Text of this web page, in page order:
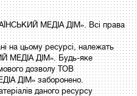
МЕДІА ДІМ». Всі права
на цьому ресурсі, належать
МЕДІА ДІМ». Будь-яке
дозволу ТОВ
ДІМ» заборонено.
даного ресурсу